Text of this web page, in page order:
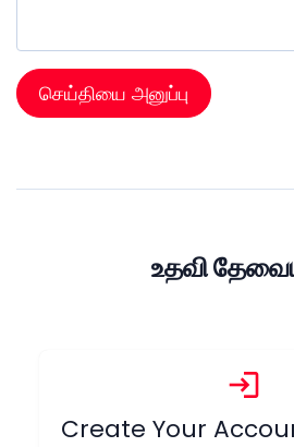
செய்தியை அனுப்பு
உதவி
login
Create Your